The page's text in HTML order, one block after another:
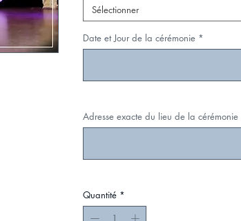
Sélectionner
Date et Jour de la cérémonie *
Adresse exacte du lieu de la cérémonie
Quantité *